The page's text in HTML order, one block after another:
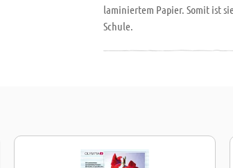
laminiertem Papier. Somit ist
Schule.
- dauerhaft scharfes Schneiden
- Schnittleistung: max. 15 Blatt